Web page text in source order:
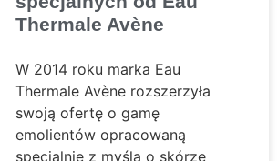
Thermale Avène
W 2014 roku marka Eau
Thermale Avène rozszerzyła
swoją ofertę o gamę
emolientów opracowaną
specjalnie z myślą o skórze